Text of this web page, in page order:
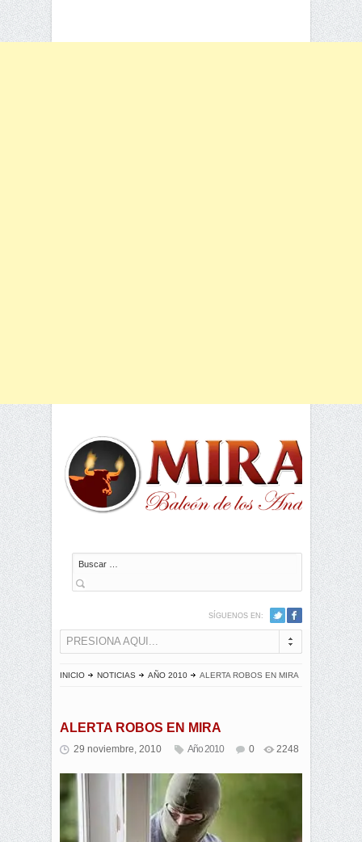
Buscar
SÍGUENOS EN:
PRESIONA AQUI...
INICIO NOTICIAS AÑO 2010 ALERTA ROBOS EN MIRA
ALERTA ROBOS EN MIRA
29 noviembre, 2010 Año 2010 0 2248